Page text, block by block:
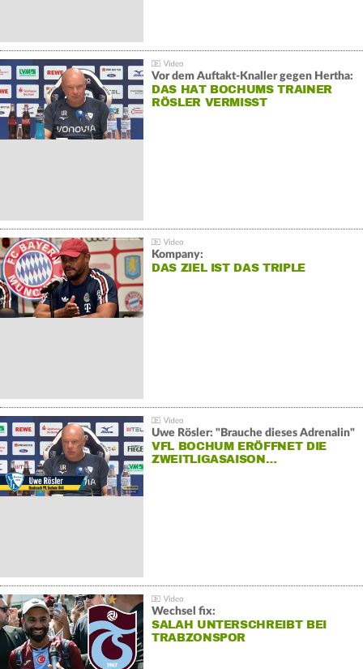
Vor dem Auftakt-Knaller gegen Hertha:
DAS HAT BOCHUMS TRAINER
RÖSLER VERMISST
Kompany:
DAS ZIEL IST DAS TRIPLE
Uwe Rösler: "Brauche dieses Adrenalin"
VFL BOCHUM ERÖFFNET DIE
ZWEITLIGASAISON…
Wechsel fix:
SALAH UNTERSCHREIBT BEI
TRABZONSPOR